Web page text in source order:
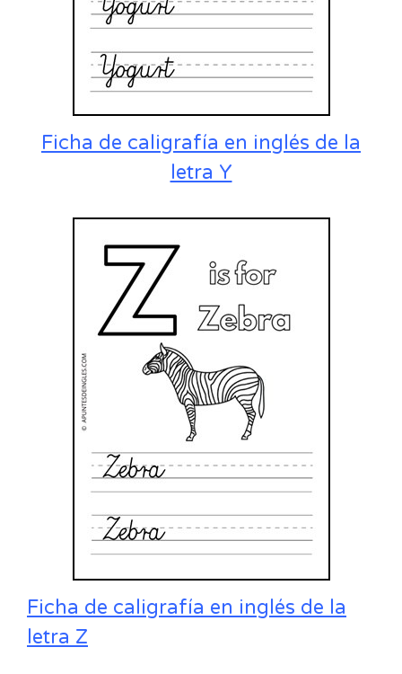
Ficha de caligrafía en inglés de la
letra Y
Ficha de caligrafía en inglés de la
letra Z